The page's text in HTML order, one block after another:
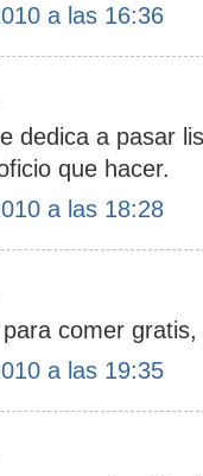
a las 16:36
dedica a pasar
que hacer.
a las 18:28
comer
a las 19:35